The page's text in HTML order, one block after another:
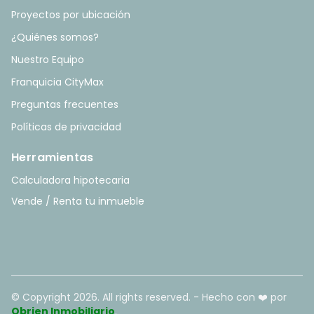
Proyectos por ubicación
¿Quiénes somos?
Nuestro Equipo
Franquicia CityMax
Preguntas frecuentes
Políticas de privacidad
Herramientas
Calculadora hipotecaria
Vende / Renta tu inmueble
© Copyright 2026. All rights reserved. - Hecho con ❤️ por